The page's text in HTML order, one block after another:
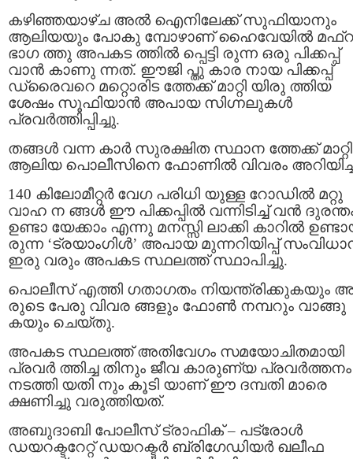
കഴിഞ്ഞയാഴ്ച അൽ ഐനിലേക്ക് സുഫിയാനും
ആലിയയും പോകു മ്പോഴാണ് ഹൈവേയിൽ
ഭാഗ ത്തു അപകട ത്തിൽ പ്പെട്ടി രുന്ന ഒരു പിക്കപ്പ്
വാൻ കാണു ന്നത്. ഈജി പ്തു കാര നായ പിക്കപ്പ്
ഡ്രൈവറെ മറ്റൊരിട ത്തേക്ക് മാറ്റി യിരു ത്തിയ
ശേഷം സൂഫിയാൻ അപായ സിഗ്നലുകൾ
പ്രവർത്തിപ്പിച്ചു.
തങ്ങൾ വന്ന കാർ സുരക്ഷിത സ്ഥാന ത്തേക്ക്
ആലിയ പൊലീസിനെ ഫോണിൽ വിവരം
140 കിലോമീറ്റർ വേഗ പരിധി യുള്ള റോഡിൽ മറ്റു
വാഹ ന ങ്ങൾ ഈ പിക്കപ്പിൽ വന്നിടിച്ച് വൻ
ഉണ്ടാ യേക്കാം എന്നു മനസ്സി ലാക്കി കാറിൽ
രുന്ന ‘ട്രയാംഗിൾ’ അപായ മുന്നറിയിപ്പ്
ഇരു വരും അപകട സ്ഥലത്ത് സ്ഥാപിച്ചു.
പൊലീസ് എത്തി ഗതാഗതം നിയന്ത്രിക്കുകയും
രുടെ പേരു വിവര ങ്ങളും ഫോൺ നമ്പറും വാങ്ങു
കയും ചെയ്തു.
അപകട സ്ഥലത്ത് അതിവേഗം സമയോചിതമായി
പ്രവർ ത്തിച്ച തിനും ജീവ കാരുണ്യ പ്രവർത്തനം
നടത്തി യതി നും കൂടി യാണ് ഈ ദമ്പതി മാരെ
ക്ഷണിച്ചു വരുത്തിയത്.
അബുദാബി പോലീസ് ട്രാഫിക് – പട്രോൾ
ഡയറക്ടറേറ്റ് ഡയറക്ടർ ബ്രിഗേഡിയർ ഖലീഫ